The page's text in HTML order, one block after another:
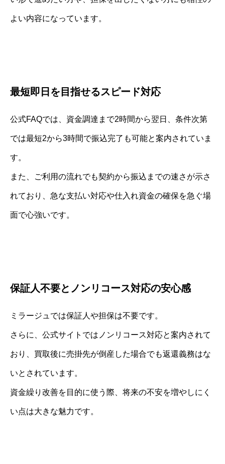
よい内容になっています。
最短即日を目指せるスピード対応
公式FAQでは、資金調達まで2時間から翌日、条件次第
では最短2から3時間で振込完了も可能と案内されていま
す。
また、ご利用の流れでも契約から振込までの速さが示さ
れており、急な支払い対応や仕入れ資金の確保を急ぐ場
面で心強いです。
保証人不要とノンリコース対応の安心感
ミラージュでは保証人や担保は不要です。
さらに、公式サイトではノンリコース対応と案内されて
おり、買取後に売掛先が倒産した場合でも返還義務はな
いとされています。
資金繰り改善を目的に使う際、将来の不安を増やしにく
い点は大きな魅力です。